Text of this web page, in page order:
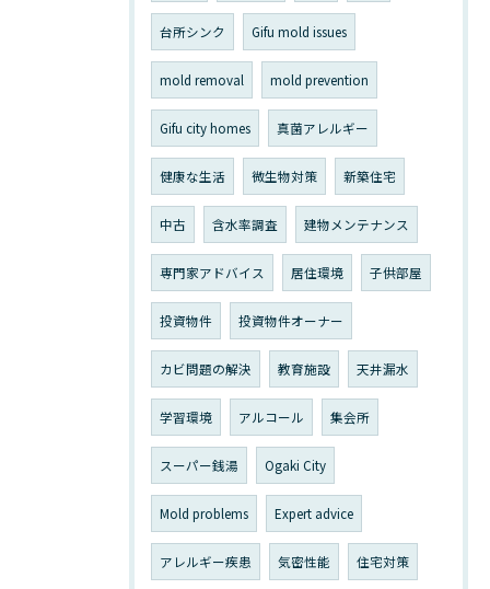
台所シンク Gifu mold issues
mold removal mold prevention
Gifu city homes 真菌アレルギー
健康な生活 微生物対策 新築住宅
中古 含水率調査 建物メンテナンス
専門家アドバイス 居住環境 子供部屋
投資物件 投資物件オーナー
カビ問題の解決 教育施設 天井漏水
学習環境 アルコール 集会所
スーパー銭湯 Ogaki City
Mold problems Expert advice
アレルギー疾患 気密性能 住宅対策